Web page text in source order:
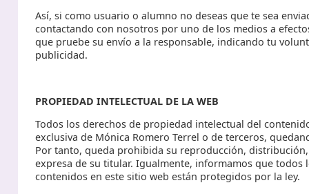
Así, si como usuario o alumno no deseas que te sea
contactando con nosotros por uno de los medios a
que pruebe su envío a la responsable, indicando tu
publicidad.
PROPIEDAD INTELECTUAL DE LA WEB
Todos los derechos de propiedad intelectual del
exclusiva de Mónica Romero Terrel o de terceros,
Por tanto, queda prohibida su reproducción,
expresa de su titular. Igualmente, informamos que
contenidos en este sitio web están protegidos por la ley.